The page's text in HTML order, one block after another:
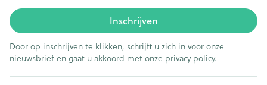
Inschrijven
Door op inschrijven te klikken, schrijft u zich in voor onze
nieuwsbrief en gaat u akkoord met onze privacy policy.